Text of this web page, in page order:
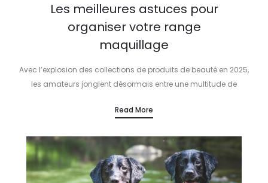
Les meilleures astuces pour
organiser votre range
maquillage
Avec l’explosion des collections de produits de beauté en 2025,
les amateurs jonglent désormais entre une multitude de
Sephora, rouges à lèvres…
Read More